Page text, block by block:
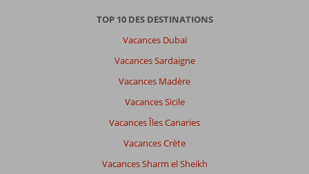
TOP 10 DES DESTINATIONS
Vacances Dubaï
Vacances Sardaigne
Vacances Madère
Vacances Sicile
Vacances Îles Canaries
Vacances Crète
Vacances Sharm el Sheikh